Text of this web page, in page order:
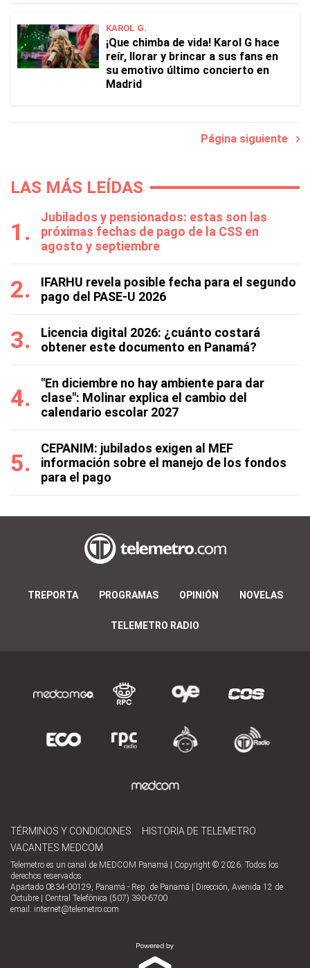
KAROL G.
¡Que chimba de vida! Karol G hace
reír, llorar y brincar a sus fans en
su emotivo último concierto en
Madrid
Página siguiente
LAS MÁS LEÍDAS
Jubilados y pensionados: estas son las
próximas fechas de pago de la CSS en
agosto y septiembre
IFARHU revela posible fecha para el segundo
pago del PASE-U 2026
Licencia digital 2026: ¿cuánto costará
obtener este documento en Panamá?
"En diciembre no hay ambiente para dar
clase": Molinar explica el cambio del
calendario escolar 2027
CEPANIM: jubilados exigen al MEF
información sobre el manejo de los fondos
para el pago
TREPORTA PROGRAMAS OPINIÓN NOVELAS
TELEMETRO RADIO
TÉRMINOS Y CONDICIONES
HISTORIA DE TELEMETRO
VACANTES MEDCOM
Telemetro es un canal de MEDCOM Panamá | Copyright © 2026. Todos los
derechos reservados.
Apartado 0834-00129, Panamá - Rep. de Panamá | Dirección, Avenida 12 de
Octubre | Central Telefónica (507) 390-6700
email: internet@telemetro.com